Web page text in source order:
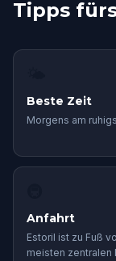
Tipps
Beste Zeit
Morgens am
Anfahrt
Estoril ist zu Fuß
meisten zentralen